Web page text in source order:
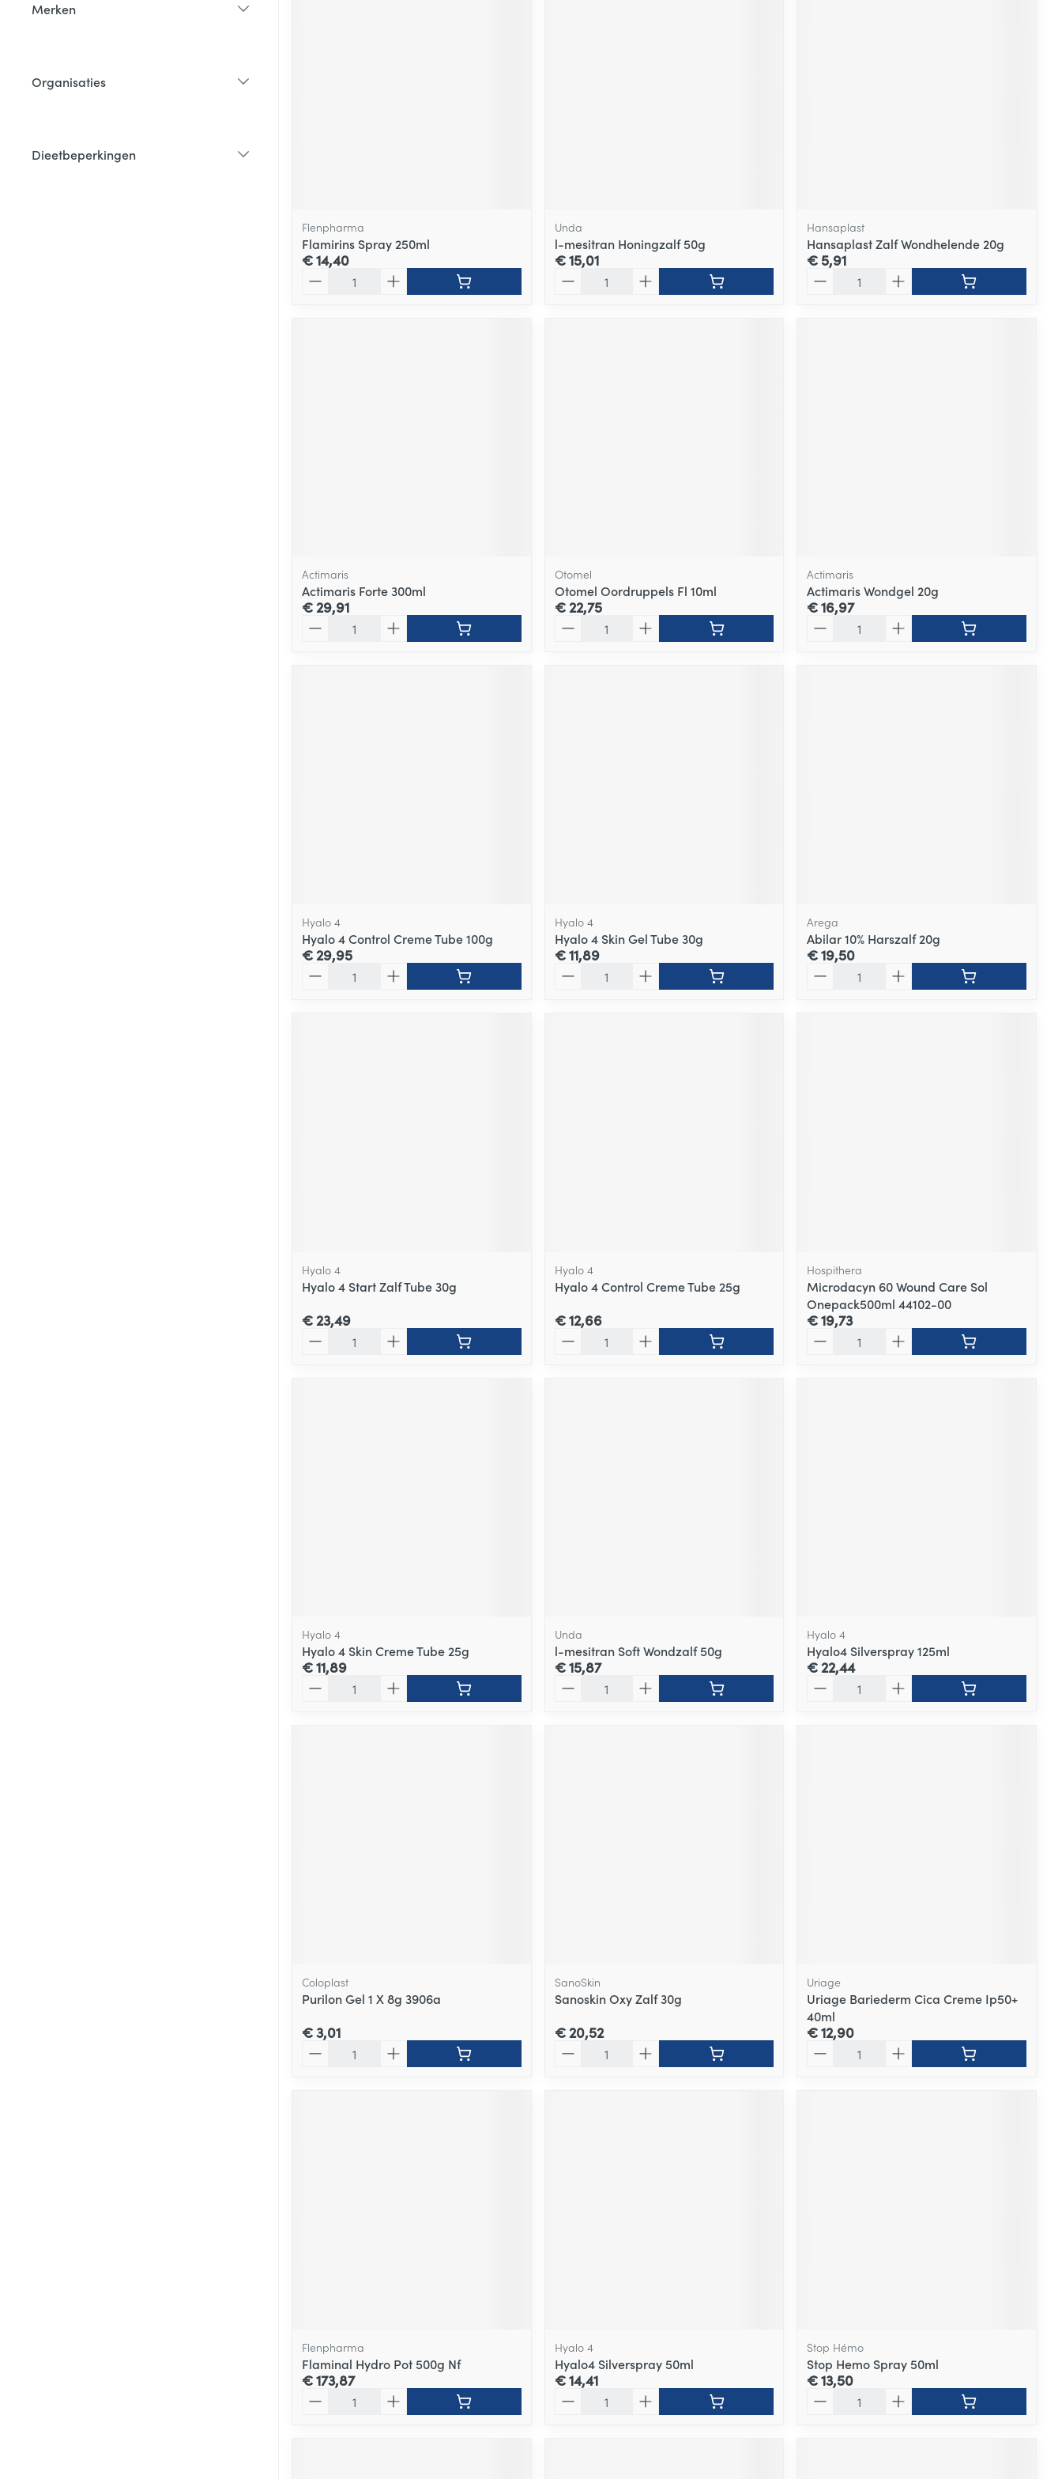
Merken
Organisaties
Dieetbeperkingen
Flenpharma
Flamirins Spray 250ml
€ 14,40
Unda
l-mesitran Honingzalf 50g
€ 15,01
Hansaplast
Hansaplast Zalf Wondhelende 20g
€ 5,91
Actimaris
Actimaris Forte 300ml
€ 29,91
Otomel
Otomel Oordruppels Fl 10ml
€ 22,75
Actimaris
Actimaris Wondgel 20g
€ 16,97
Hyalo 4
Hyalo 4 Control Creme Tube 100g
€ 29,95
Hyalo 4
Hyalo 4 Skin Gel Tube 30g
€ 11,89
Arega
Abilar 10% Harszalf 20g
€ 19,50
Hyalo 4
Hyalo 4 Start Zalf Tube 30g
€ 23,49
Hyalo 4
Hyalo 4 Control Creme Tube 25g
€ 12,66
Hospithera
Microdacyn 60 Wound Care Sol
Onepack500ml 44102-00
€ 19,73
Hyalo 4
Hyalo 4 Skin Creme Tube 25g
€ 11,89
Unda
l-mesitran Soft Wondzalf 50g
€ 15,87
Hyalo 4
Hyalo4 Silverspray 125ml
€ 22,44
Coloplast
Purilon Gel 1 X 8g 3906a
€ 3,01
SanoSkin
Sanoskin Oxy Zalf 30g
€ 20,52
Uriage
Uriage Bariederm Cica Creme Ip50+
40ml
€ 12,90
Flenpharma
Flaminal Hydro Pot 500g Nf
€ 173,87
Hyalo 4
Hyalo4 Silverspray 50ml
€ 14,41
Stop Hémo
Stop Hemo Spray 50ml
€ 13,50